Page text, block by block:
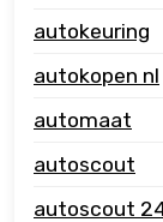
autokeuring
autokopen nl
automaat
autoscout
autoscout